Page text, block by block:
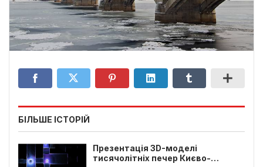
БІЛЬШЕ ІСТОРІЙ
Презентація 3D-моделі
тисячолітніх печер Києво-